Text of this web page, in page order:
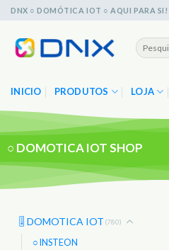
Skip
content
DNX ○ DOMÓTICA IOT ○ AQUI PARA SI!
Pesquisar
por:
INICIO PRODUTOS LOJA
○ DOMOTICA IOT SHOP
🎚️ DOMOTICA IOT (780)
○ INSTEON